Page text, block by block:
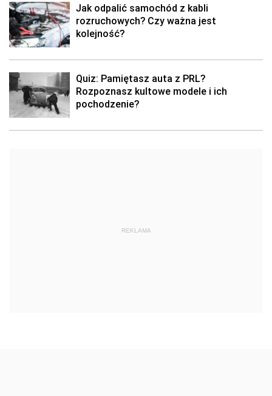
Jak odpalić samochód z kabli
rozruchowych? Czy ważna jest
kolejność?
Quiz: Pamiętasz auta z PRL?
Rozpoznasz kultowe modele i ich
pochodzenie?
REKLAMA